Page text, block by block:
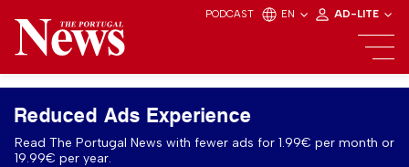
PODCAST EN AD-LITE
Reduced Ads Experience
Read The Portugal News with fewer ads for 1.99€ per month or
19.99€ per year.